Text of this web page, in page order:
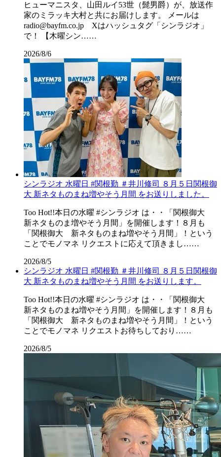
ヒューマニスタ、山田ルイ53世（髭男爵）が、放送作
家のミラッキ大村と共にお届けします。 メールは
radio@bayfm.co.jp Xはハッシュタグ「シンラジオ」
で！ 【木曜シン……
2026/8/6
シンラジオ 水曜日 #関根勤 ＃井川修司 ８月５日関根御
大 新ネタものまね増やそう月間 をお送りしました。
Too Hot!!本日の水曜 #シンラジオ は・・「関根御大
新ネタものま増やそう月間」を開催します！８月も
「関根御大 新ネタものまね増やそう月間」！という
ことでモノマネ リクエストに応えて頂きまし……
2026/8/5
シンラジオ 水曜日 #関根勤 ＃井川修司 ８月５日関根御
大 新ネタものまね増やそう月間 をお送りします。
Too Hot!!本日の水曜 #シンラジオ は・・「関根御大
新ネタものまね増やそう月間」を開催します！８月も
「関根御大 新ネタものまね増やそう月間」！という
ことでモノマネ リクエストお待ちしており……
2026/8/5